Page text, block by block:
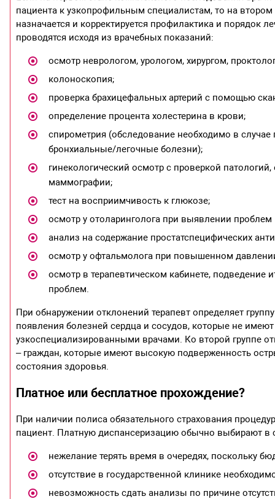
пациента к узкопрофильным специалистам, то на
назначается и корректируется профилактика и порядок
проводятся исходя из врачебных показаний:
осмотр неврологом, урологом, хирургом,
колоноскопия;
проверка брахицефальных артерий с помощью
определение процента холестерина в крови;
спирометрия (обследование необходимо в
бронхиальные/легочные болезни);
гинекологический осмотр с проверкой
маммографии;
тест на восприимчивость к глюкозе;
осмотр у отоларинголога при выявлении проблем
анализ на содержание простатспецифических
осмотр у офтальмолога при повышенном
осмотр в терапевтическом кабинете, подведение
проблем.
При обнаружении отклонений терапевт определяет
появления болезней сердца и сосудов, которые не
узкоспециализированными врачами. Ко второй группе
– граждан, которые имеют высокую подверженность
состояния здоровья.
Платное или бесплатное прохождение?
При наличии полиса обязательного страхования
пациент. Платную диспансеризацию обычно выбирают в
нежелание терять время в очередях, поскольку
отсутствие в государственной клинике
невозможность сдать анализы по причине